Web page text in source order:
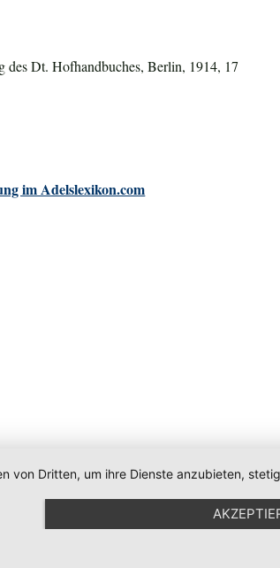
des Dt. Hofhandbuches, Berlin, 1914, 17
im Adelslexikon.com
von Dritten, um ihre Dienste anzubieten,